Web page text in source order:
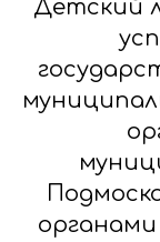
Детский
органами